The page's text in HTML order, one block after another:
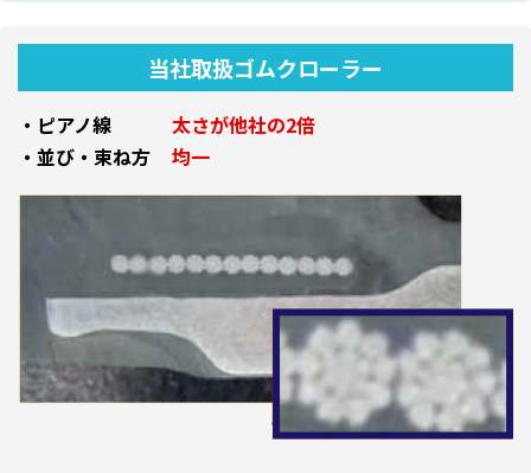
当社取扱ゴムクローラー
・ピアノ線
太さが他社の2倍
・並び・束ね方
均一